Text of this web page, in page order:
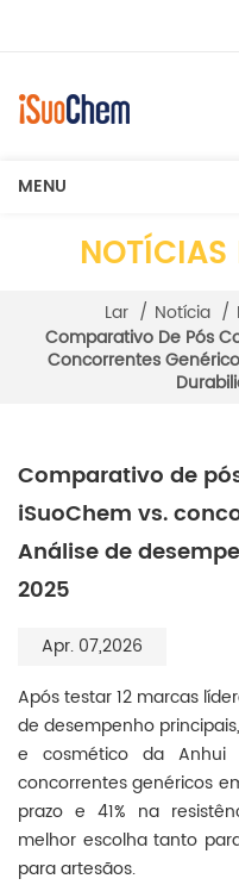
MENU
Lar / Notícia /
Comparativo De Pós
Concorrentes
Comparativo de
iSuoChem vs.
Análise de
2025
Apr. 07,2026
Após testar 12 marcas
de desempenho
e cosmético da Anhui
concorrentes genéricos
prazo e 41% na
melhor escolha tanto
para artesãos.